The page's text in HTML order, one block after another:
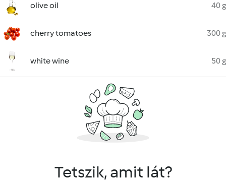
olive oil 40 g
cherry tomatoes 300 g
white wine 50 g
Tetszik, amit lát?